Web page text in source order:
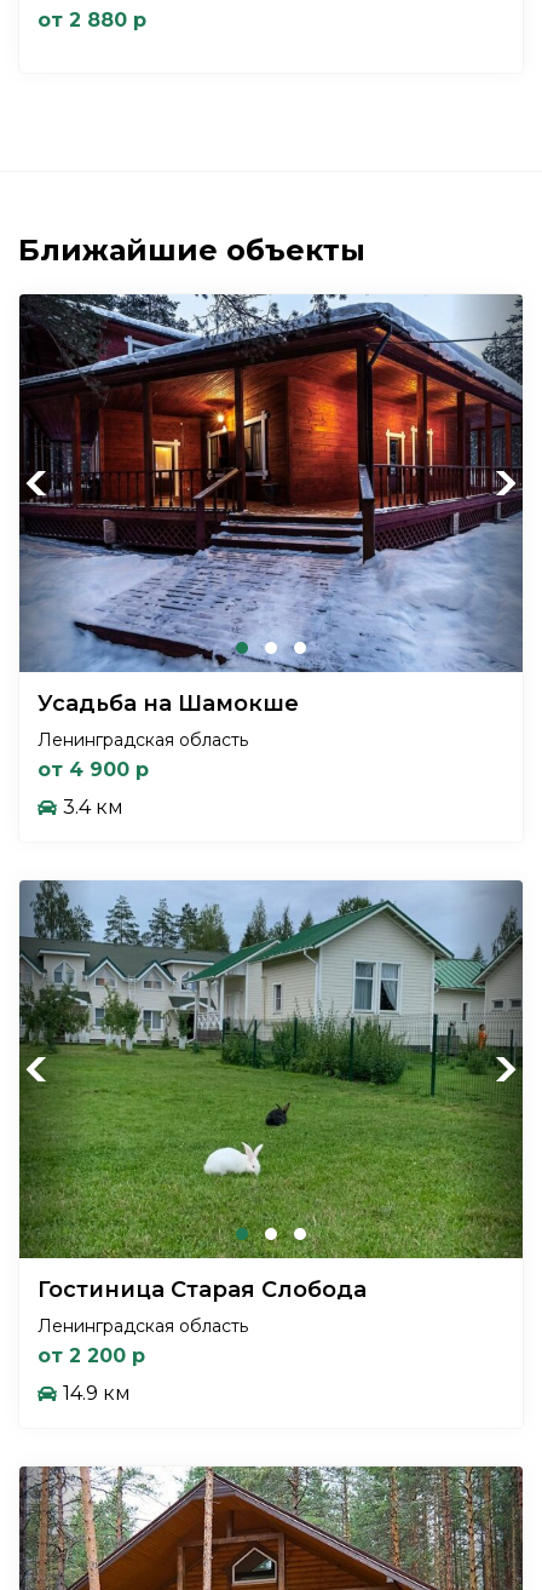
от 2 880 р
Ближайшие объекты
Previous Next
Усадьба на Шамокше
Ленинградская область
от 4 900 р
3.4 км
Previous Next
Гостиница Старая Слобода
Ленинградская область
от 2 200 р
14.9 км